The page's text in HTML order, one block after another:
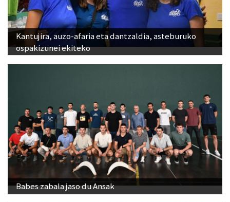
Kantujira, auzo-afaria eta dantzaldia, asteburuko
ospakizunei ekiteko
Babes zabala jaso du Ansak